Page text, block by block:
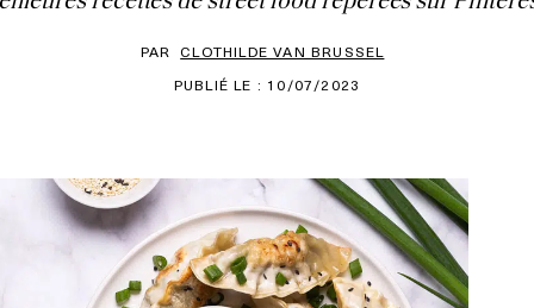
PAR CLOTHILDE VAN BRUSSEL
PUBLIÉ LE : 10/07/2023